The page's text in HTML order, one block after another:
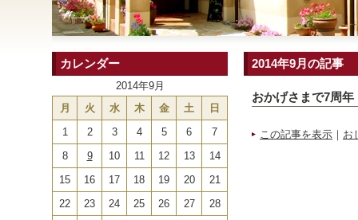
カレンダー
2014年9月
月
火 水 木 金 土 日
1 2 3 4 5 6
7
8
9 10 11 12 13
14
15
16 17 18 19 20
21
22
23 24 25 26 27
28
2014年9月の記事
おかげさまで7周年
この記事を表示 ｜ お